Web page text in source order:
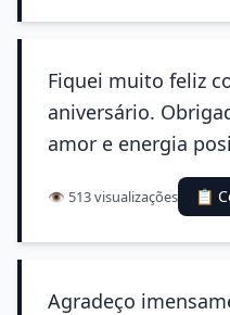
Fiquei muito feliz
aniversário.
amor e energia
👁️ 513 visualizações 📋
Agradeço